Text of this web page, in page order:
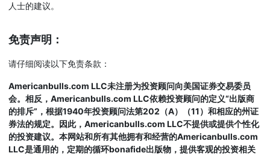
人士的建议。
免责声明：
请仔细阅读以下免责条款：
Americanbulls.com LLC未注册为投资顾问向美国证券交易委员
会。相反，Americanbulls.com LLC依赖投资顾问的定义“出版商
的排斥”，根据1940年投资顾问法第202（A）（11）和相应的州证
券法的规定。因此，Americanbulls.com LLC不提供或提供个性化
的投资建议。本网站和所有其他拥有和经营的Americanbulls.com
LLC是通用的，定期的循环bonafide出版物，提供客观的投资相关